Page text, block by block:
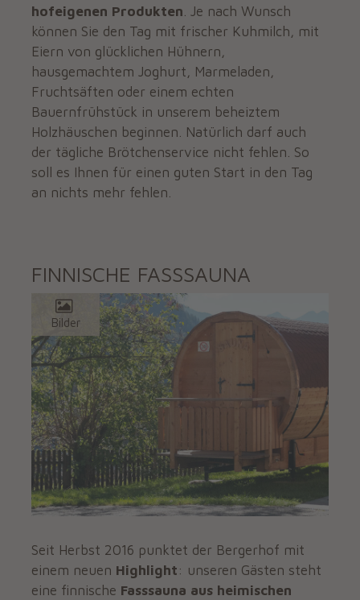
hofeigenen Produkten . Je nach Wunsch
können Sie den Tag mit frischer Kuhmilch, mit
Eiern von glücklichen Hühnern,
hausgemachtem Joghurt, Marmeladen,
Fruchtsäften oder einem echten
Bauernfrühstück in unserem beheiztem
Holzhäuschen beginnen. Natürlich darf auch
der tägliche Brötchenservice nicht fehlen. So
soll es Ihnen für einen guten Start in den Tag
an nichts mehr fehlen.
FINNISCHE FASSSAUNA
Bilder
Seit Herbst 2016 punktet der Bergerhof mit
einem neuen Highlight : unseren Gästen steht
eine finnische Fasssauna aus heimischen